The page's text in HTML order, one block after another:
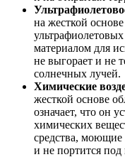
на жесткой
материалом для
не выгорает и не
солнечных лучей.
Химические
жесткой основе
означает, что он
химических
средства, моющие
и не портится под